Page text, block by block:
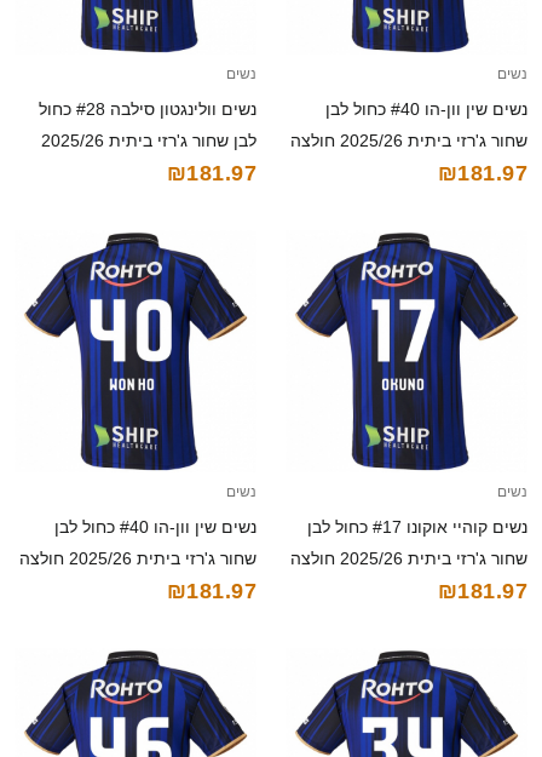
נשים
נשים שין וון-הו #40 כחול לבן
שחור ג'רזי ביתית 2025/26 חולצה
קצרה
₪181.97
נשים
נשים וולינגטון סילבה #28 כחול
לבן שחור ג'רזי ביתית 2025/26
חולצה קצרה
₪181.97
נשים
נשים קוהיי אוקונו #17 כחול לבן
שחור ג'רזי ביתית 2025/26 חולצה
קצרה
₪181.97
נשים
נשים שין וון-הו #40 כחול לבן
שחור ג'רזי ביתית 2025/26 חולצה
קצרה
₪181.97